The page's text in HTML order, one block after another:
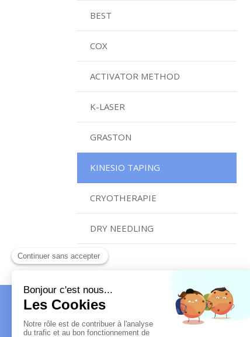
BEST
COX
ACTIVATOR METHOD
K-LASER
GRASTON
KINESIO TAPING
CRYOTHERAPIE
DRY NEEDLING